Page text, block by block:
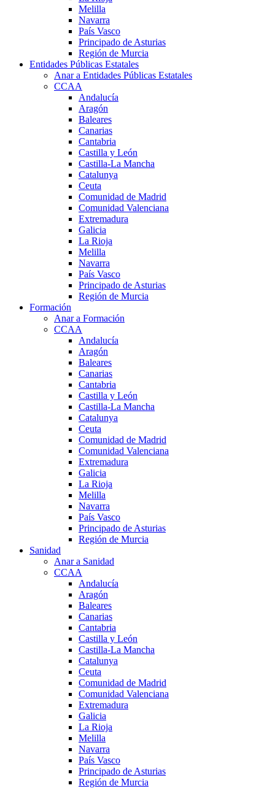
Melilla
Navarra
País Vasco
Principado de Asturias
Región de Murcia
Entidades Públicas Estatales
Anar a Entidades Públicas Estatales
CCAA
Andalucía
Aragón
Baleares
Canarias
Cantabria
Castilla y León
Castilla-La Mancha
Catalunya
Ceuta
Comunidad de Madrid
Comunidad Valenciana
Extremadura
Galicia
La Rioja
Melilla
Navarra
País Vasco
Principado de Asturias
Región de Murcia
Formación
Anar a Formación
CCAA
Andalucía
Aragón
Baleares
Canarias
Cantabria
Castilla y León
Castilla-La Mancha
Catalunya
Ceuta
Comunidad de Madrid
Comunidad Valenciana
Extremadura
Galicia
La Rioja
Melilla
Navarra
País Vasco
Principado de Asturias
Región de Murcia
Sanidad
Anar a Sanidad
CCAA
Andalucía
Aragón
Baleares
Canarias
Cantabria
Castilla y León
Castilla-La Mancha
Catalunya
Ceuta
Comunidad de Madrid
Comunidad Valenciana
Extremadura
Galicia
La Rioja
Melilla
Navarra
País Vasco
Principado de Asturias
Región de Murcia